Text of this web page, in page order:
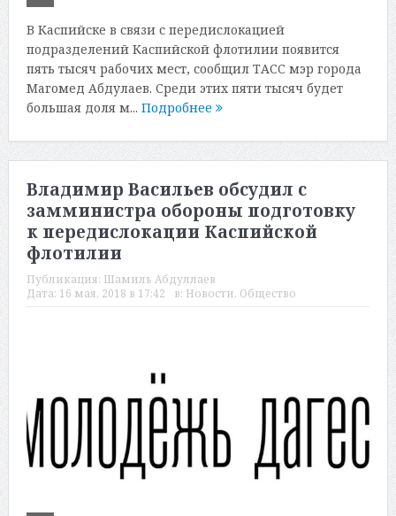
В Каспийске в связи с передислокацией
подразделений Каспийской флотилии появится
пять тысяч рабочих мест, сообщил ТАСС мэр города
Магомед Абдулаев. Среди этих пяти тысяч будет
большая доля м... Подробнее
Владимир Васильев обсудил с
замминистра обороны подготовку
к передислокации Каспийской
флотилии
Публикация: Шамиль Абдуллаев
Дата: 16 мая, 2018 в 17:42 в: Новости, Общество